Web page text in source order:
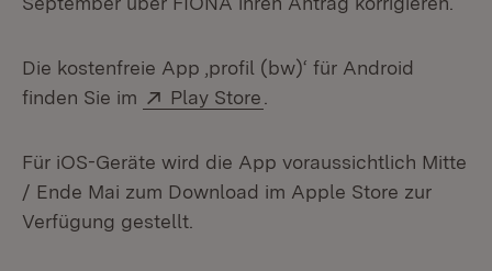
Die kostenfreie App ,profil (bw)‘ für Android
finden Sie im
Extern:
Play Store
Für iOS-Geräte wird die App voraussichtlich Mitte
/ Ende Mai zum Download im Apple Store zur
Verfügung gestellt.